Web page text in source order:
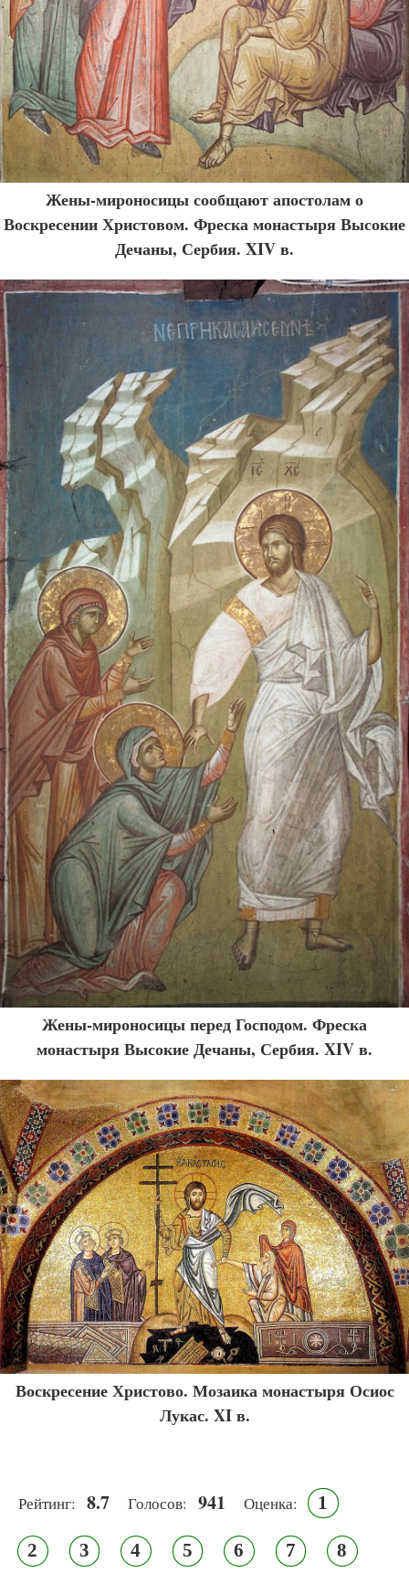
Жены-мироносицы сообщают апостолам о
Воскресении Христовом. Фреска монастыря Высокие
Дечаны, Сербия. XIV в.
Жены-мироносицы перед Господом. Фреска
монастыря Высокие Дечаны, Сербия. XIV в.
Воскресение Христово. Мозаика монастыря Осиос
Лукас. XI в.
Рейтинг: 8.7 Голосов: 941 Оценка: 1
2 3 4 5 6 7 8